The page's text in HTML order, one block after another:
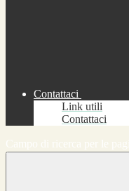
Contattaci
Link utili
Contattaci